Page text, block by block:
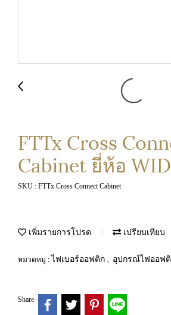
FTTx Cross
Cabinet ยี่ห้อ
SKU : FTTx Cross Connect Cabinet
เพิ่มรายการโปรด เปรียบเทียบ
หมวดหมู่ : ไฟเบอร์ออฟติก , อุปกรณ์ไฟออฟ
Share